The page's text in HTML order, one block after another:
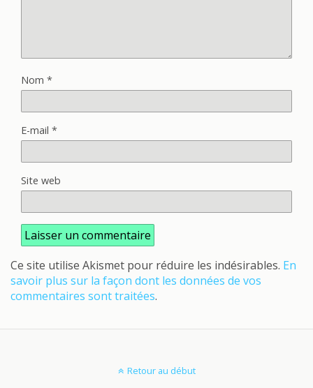
Nom *
E-mail *
Site web
Ce site utilise Akismet pour réduire les indésirables. En
savoir plus sur la façon dont les données de vos
commentaires sont traitées.
Retour au début